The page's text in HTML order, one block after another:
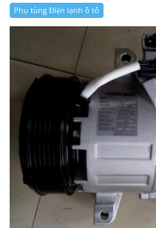
Phụ tùng Điện lạnh ô tô